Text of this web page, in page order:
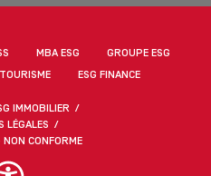
MBA ESG
GROUPE ESG
ESG FINANCE
IMMOBILIER
LÉGALES
CONFORME